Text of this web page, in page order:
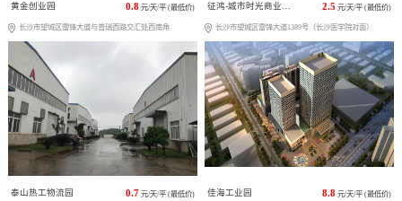
黄金创业园 0.8 元/天/平 (最低价)
长沙市望城区雷锋大道与普瑞西路交汇处西南角
征鸿-城市时光商业广场 2.5 元/天/平 (最低价)
长沙市望城区雷锋大道1389号（长沙医学院对面）
泰山热工物流园 0.7 元/天/平 (最低价) 佳海工业园 8.8 元/天/平 (最低价)